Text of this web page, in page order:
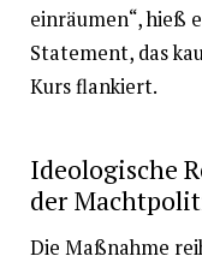
einräumen“, hieß
Statement, das
Kurs flankiert.
Ideologische
der
Die Maßnahme